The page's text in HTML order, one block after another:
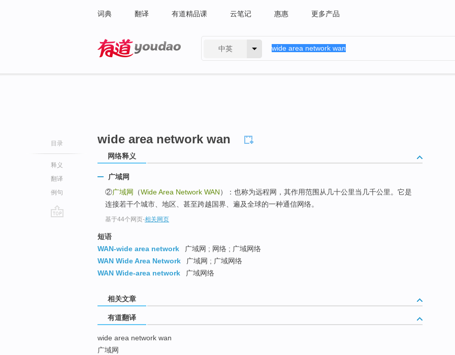
词典 翻译 有道精品课 云笔记 惠惠 更多产品
中英
目录
释义
翻译
例句
wide area network wan
网络释义
广域网
②广域网 （Wide Area Network WAN）：也称为远程网，其作用范围从几十公里当几千公里。它是
连接若干个城市、地区、甚至跨越国界、遍及全球的一种通信网络。
基于44个网页-相关网页
短语
WAN-wide area network
广域网 ; 网络 ; 广域网络
WAN Wide Area Network
广域网 ; 广域网络
WAN Wide-area network
广域网络
相关文章
有道翻译
wide area network wan
广域网